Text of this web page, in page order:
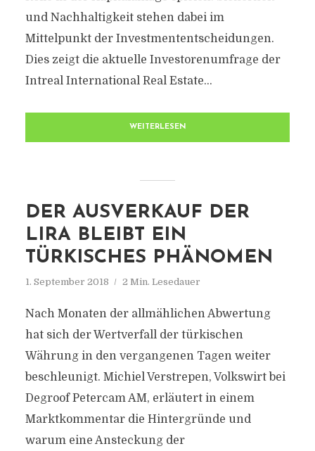
und Nachhaltigkeit stehen dabei im
Mittelpunkt der Investmententscheidungen.
Dies zeigt die aktuelle Investorenumfrage der
Intreal International Real Estate...
WEITERLESEN
DER AUSVERKAUF DER
LIRA BLEIBT EIN
TÜRKISCHES PHÄNOMEN
1. September 2018 2 Min. Lesedauer
Nach Monaten der allmählichen Abwertung
hat sich der Wertverfall der türkischen
Währung in den vergangenen Tagen weiter
beschleunigt. Michiel Verstrepen, Volkswirt bei
Degroof Petercam AM, erläutert in einem
Marktkommentar die Hintergründe und
warum eine Ansteckung der